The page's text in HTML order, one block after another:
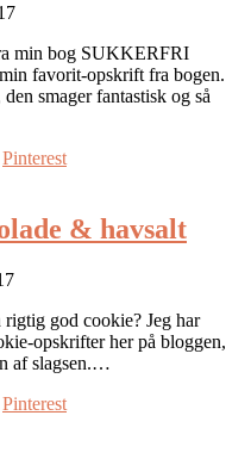
min bog SUKKERFRI
favorit-opskrift fra bogen.
smager fantastisk og så
Pinterest
& havsalt
rigtig god cookie? Jeg har
opskrifter her på bloggen,
af slagsen.…
Pinterest